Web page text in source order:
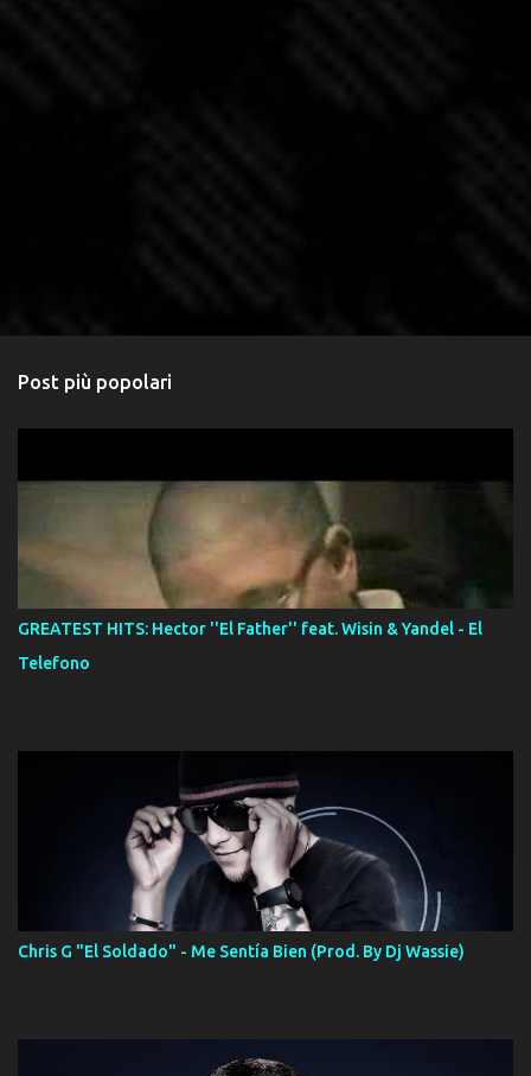
Post più popolari
GREATEST HITS: Hector ''El Father'' feat. Wisin & Yandel - El
Telefono
Chris G "El Soldado" - Me Sentía Bien (Prod. By Dj Wassie)